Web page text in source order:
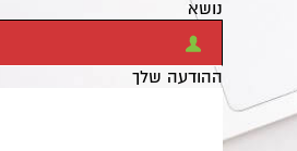
נושא
ההודעה שלך